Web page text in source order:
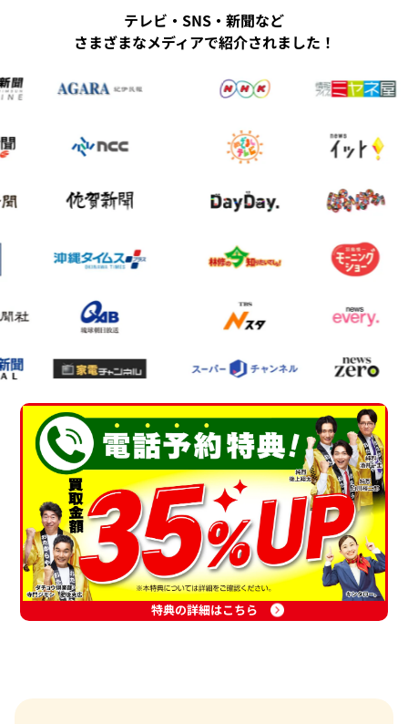
テレビ・SNS・新聞など
さまざまなメディアで紹介されました！
特典の詳細はこちら